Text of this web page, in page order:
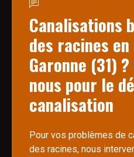
Canalisations
des racines
Garonne (31)
nous pour le
canalisation
Pour vos problèmes de
des racines, nous